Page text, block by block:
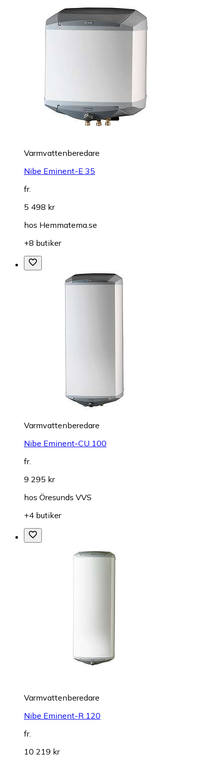
Varmvattenberedare
Nibe Eminent-E 35
fr.
5 498 kr
hos Hemmatema.se
+8 butiker
Varmvattenberedare
Nibe Eminent-CU 100
fr.
9 295 kr
hos Öresunds VVS
+4 butiker
Varmvattenberedare
Nibe Eminent-R 120
fr.
10 219 kr